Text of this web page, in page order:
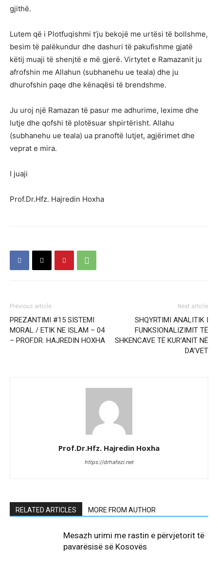
gjithë.
Lutem që i Plotfuqishmi t’ju bekojë me urtësi të bollshme,
besim të palëkundur dhe dashuri të pakufishme gjatë
këtij muaji të shenjtë e më gjerë. Virtytet e Ramazanit ju
afrofshin me Allahun (subhanehu ue teala) dhe ju
dhurofshin paqe dhe kënaqësi të brendshme.
Ju uroj një Ramazan të pasur me adhurime, lexime dhe
lutje dhe qofshi të plotësuar shpirtërisht. Allahu
(subhanehu ue teala) ua pranoftë lutjet, agjërimet dhe
veprat e mira.
I juaji
Prof.Dr.Hfz. Hajredin Hoxha
Previous article
PREZANTIMI #15 SISTEMI
MORAL / ETIK NE ISLAM – 04
– PROF.DR. HAJREDIN HOXHA
Next article
SHQYRTIMI ANALITIK I
FUNKSIONALIZIMIT TË
SHKENCAVE TË KUR’ANIT NË
DA’VET
Prof.Dr.Hfz. Hajredin Hoxha
https://drhafezi.net
RELATED ARTICLES MORE FROM AUTHOR
Mesazh urimi me rastin e përvjetorit të
pavarësisë së Kosovës